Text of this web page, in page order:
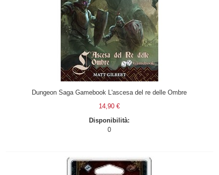
Dungeon Saga Gamebook L'ascesa del re delle Ombre
14,90 €
Disponibilità:
0